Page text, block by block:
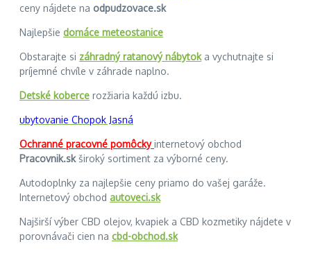
ceny nájdete na odpudzovace.sk
Najlepšie domáce meteostanice
Obstarajte si záhradný ratanový nábytoka vychutnajte si
príjemné chvíle v záhrade naplno.
Detské koberce rozžiaria každú izbu.
ubytovanie Chopok Jasná
Ochranné pracovné pomôckyinternetový obchod
Pracovnik.skširoký sortiment za výborné ceny.
Autodoplnky za najlepšie ceny priamo do vašej garáže.
Internetový obchod autoveci.sk
Najširší výber CBD olejov, kvapiek a CBD kozmetiky nájdete v
porovnávači cien na cbd-obchod.sk